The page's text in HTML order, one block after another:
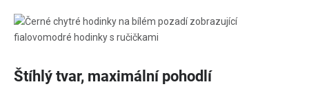
Štíhlý tvar, maximální pohodlí